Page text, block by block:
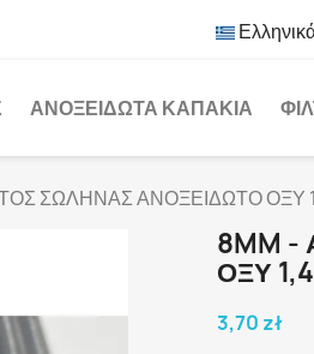
ΑΝΟΞΕΊΔΩΤΑ ΚΑΠΆΚΙΑ
ΣΩΛΗΝΑΣ ΑΝΟΞΕΙΔΩΤΟ ΟΞΥ
8MM
ΟΞΥ
3,70 zł